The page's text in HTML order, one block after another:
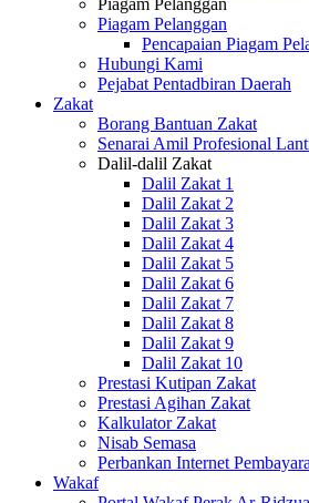
Piagam Pelanggan
Piagam Pelanggan
Pencapaian Piagam
Hubungi Kami
Pejabat Pentadbiran Daerah
Zakat
Borang Bantuan Zakat
Senarai Amil Profesional
Dalil-dalil Zakat
Dalil Zakat 1
Dalil Zakat 2
Dalil Zakat 3
Dalil Zakat 4
Dalil Zakat 5
Dalil Zakat 6
Dalil Zakat 7
Dalil Zakat 8
Dalil Zakat 9
Dalil Zakat 10
Prestasi Kutipan Zakat
Prestasi Agihan Zakat
Kalkulator Zakat
Nisab Semasa
Perbankan Internet
Wakaf